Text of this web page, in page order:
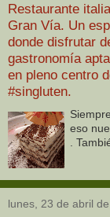
Restaurante
Gran Vía. Un
donde disfrutar
gastronomía
en pleno centro
#singluten.
eso
.
lunes, 23 de abril